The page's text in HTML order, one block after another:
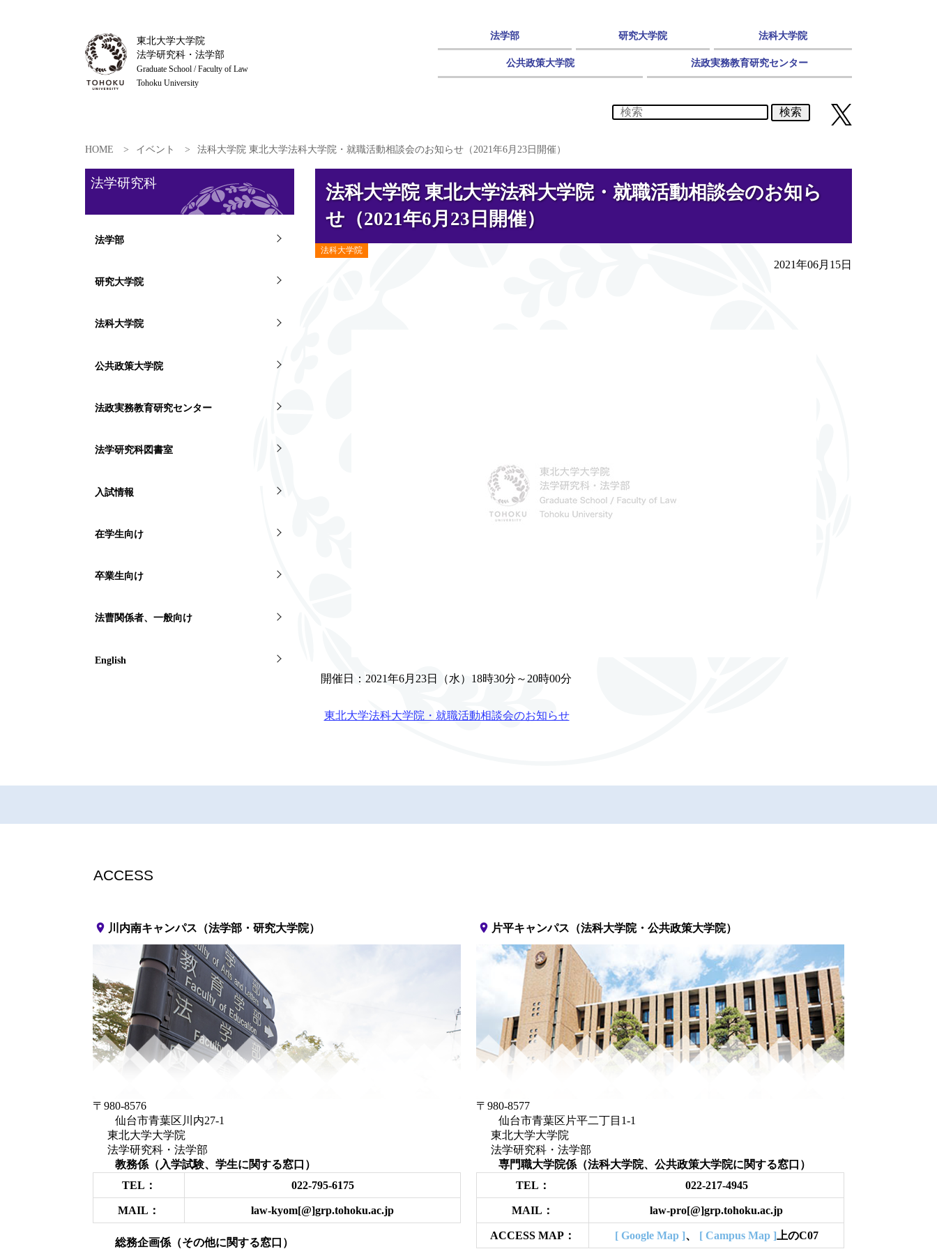
東北大学大学院
法学研究科・法学部
Graduate School / Faculty of Law
Tohoku University
法学部 研究大学院 法科大学院
公共政策大学院 法政実務教育研究センター
検索
HOME イベント 法科大学院 東北大学法科大学院・就職活動相談会のお知らせ（2021年6月23日開催）
法科大学院 東北大学法科大学院・就職活動相談会のお知ら
せ（2021年6月23日開催）
法科大学院
2021年06月15日
開催日：2021年6月23日（水）18時30分～20時00分
東北大学法科大学院・就職活動相談会のお知らせ
法学研究科
法学部
研究大学院
法科大学院
公共政策大学院
法政実務教育研究センター
法学研究科図書室
入試情報
在学生向け
卒業生向け
法曹関係者、一般向け
English
ACCESS
place 川内南キャンパス（法学部・研究大学院）
〒980-8576
仙台市青葉区川内27-1
東北大学大学院
法学研究科・法学部
教務係（入学試験、学生に関する窓口）
TEL：
022-795-6175
MAIL： law-kyom[@]grp.tohoku.ac.jp
総務企画係（その他に関する窓口）
place 片平キャンパス（法科大学院・公共政策大学院）
〒980-8577
仙台市青葉区片平二丁目1-1
東北大学大学院
法学研究科・法学部
専門職大学院係（法科大学院、公共政策大学院に関する窓口）
TEL：
022-217-4945
MAIL： law-pro[@]grp.tohoku.ac.jp
ACCESS MAP： [ Google Map ]、 [ Campus Map ] 上のC07